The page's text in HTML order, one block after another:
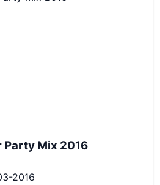
Party Mix 2016
2016